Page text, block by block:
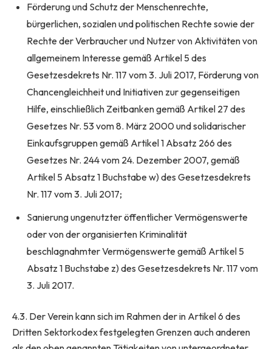
Förderung und Schutz der Menschenrechte,
bürgerlichen, sozialen und politischen Rechte sowie der
Rechte der Verbraucher und Nutzer von Aktivitäten von
allgemeinem Interesse gemäß Artikel 5 des
Gesetzesdekrets Nr. 117 vom 3. Juli 2017, Förderung von
Chancengleichheit und Initiativen zur gegenseitigen
Hilfe, einschließlich Zeitbanken gemäß Artikel 27 des
Gesetzes Nr. 53 vom 8. März 2000 und solidarischer
Einkaufsgruppen gemäß Artikel 1 Absatz 266 des
Gesetzes Nr. 244 vom 24. Dezember 2007, gemäß
Artikel 5 Absatz 1 Buchstabe w) des Gesetzesdekrets
Nr. 117 vom 3. Juli 2017;
Sanierung ungenutzter öffentlicher Vermögenswerte
oder von der organisierten Kriminalität
beschlagnahmter Vermögenswerte gemäß Artikel 5
Absatz 1 Buchstabe z) des Gesetzesdekrets Nr. 117 vom
3. Juli 2017.
4.3. Der Verein kann sich im Rahmen der in Artikel 6 des
Dritten Sektorkodex festgelegten Grenzen auch anderen